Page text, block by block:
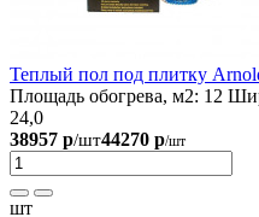
Теплый пол под плитку
Площадь обогрева, м2: 12
24,0
38957 р/шт44270 р/шт
шт